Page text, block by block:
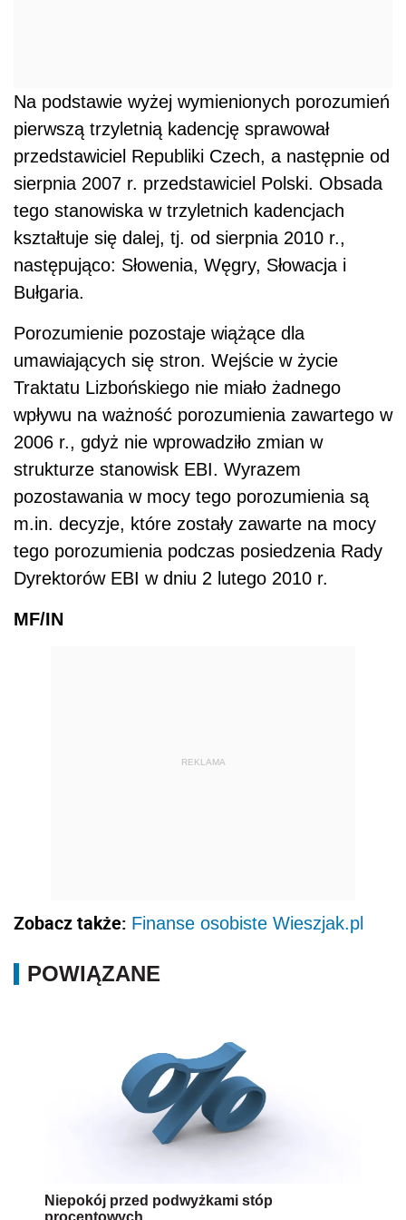
umawiających się stron. Wejście w życie
Traktatu Lizbońskiego nie miało żadnego
wpływu na ważność porozumienia zawartego w
2006 r., gdyż nie wprowadziło zmian w
strukturze stanowisk EBI. Wyrazem
pozostawania w mocy tego porozumienia są
m.in. decyzje, które zostały zawarte na mocy
tego porozumienia podczas posiedzenia Rady
Dyrektorów EBI w dniu 2 lutego 2010 r.
REKLAMA
procentowych